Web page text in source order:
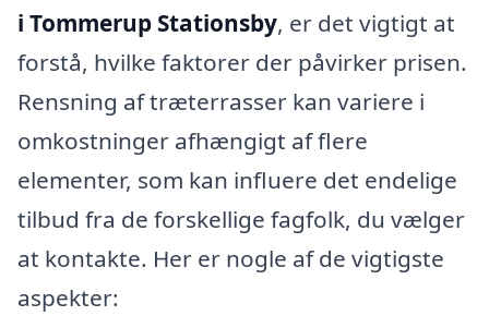
i Tommerup Stationsby, er det vigtigt at
forstå, hvilke faktorer der påvirker prisen.
Rensning af træterrasser kan variere i
omkostninger afhængigt af flere
elementer, som kan influere det endelige
tilbud fra de forskellige fagfolk, du vælger
at kontakte. Her er nogle af de vigtigste
aspekter: